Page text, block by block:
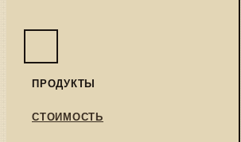
ПРОДУКТЫ
СТОИМОСТЬ